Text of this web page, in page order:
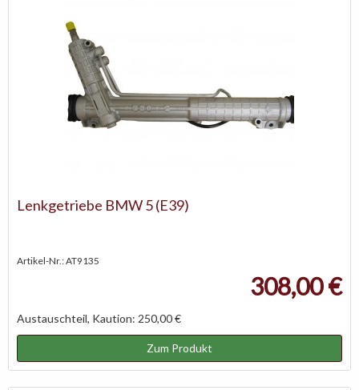
Lenkgetriebe BMW 5 (E39)
Artikel-Nr.: AT9135
308,00 €
Austauschteil, Kaution: 250,00 €
Zum Produkt